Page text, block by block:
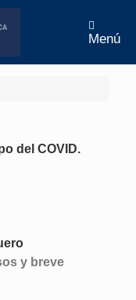
Menú
del COVID.
y breve